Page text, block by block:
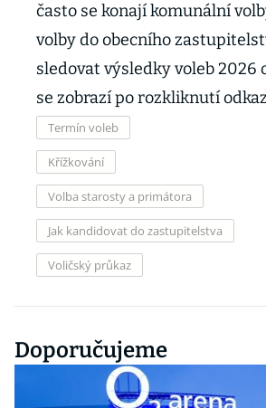
často se konají komunální
volby do obecního
sledovat výsledky voleb 2026
se zobrazí po rozkliknutí
Termín voleb
Křížkování
Volba starosty a primátora
Jak kandidovat do zastupitelstva
Voličský průkaz
Doporučujeme